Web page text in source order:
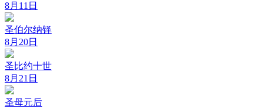
8月11日
圣伯尔纳铎
8月20日
圣比约十世
8月21日
圣母元后